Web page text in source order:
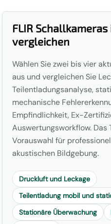
FLIR
vergleichen
Wählen Sie zwei bis vier
aus und vergleichen Sie
Teilentladungsanalyse,
mechanische
Empfindlichkeit, Ex-
Auswertungsworkflow.
Vorauswahl für
akustischen Bildgebung.
Druckluft und Leckage
Teilentladung mobil und
Stationäre Überwachung